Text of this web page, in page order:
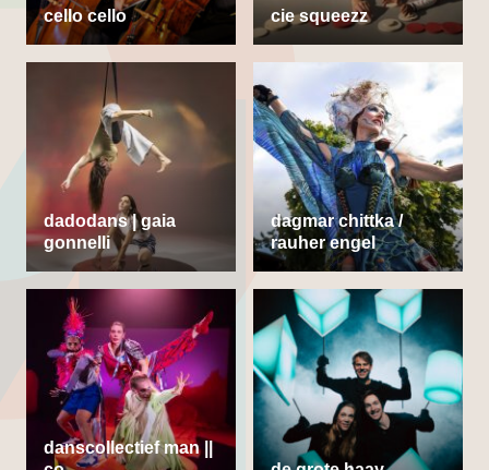
cello cello cie squeezz
dadodans | gaia
gonnelli
dagmar chittka /
rauher engel
danscollectief man ||